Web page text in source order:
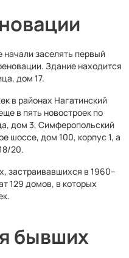
начали заселять первый
Здание находится
дом 17.
в районах Нагатинский
в пять новостроек по
дом 3, Симферопольский
шоссе, дом 100, корпус 1, а
20.
застраивавшихся в 1960–
129 домов, в которых
бывших